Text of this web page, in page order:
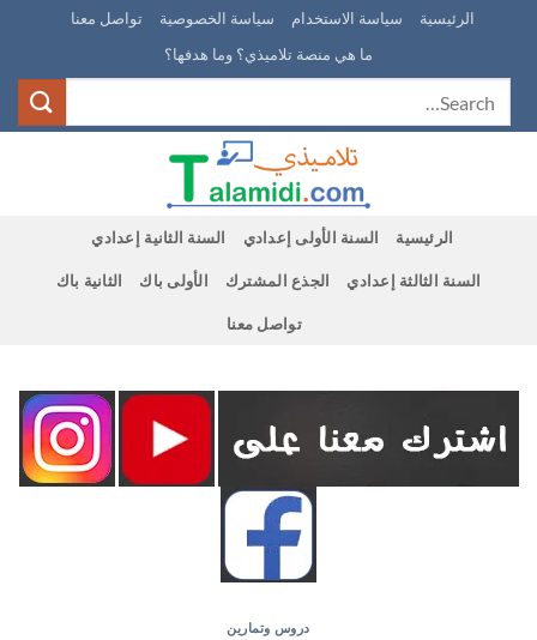
content
الرئيسية سياسة الاستخدام سياسة الخصوصية
تواصل معنا
ما هي منصة تلاميذي؟ وما هدفها؟
الرئيسية السنة الأولى إعدادي السنة الثانية إعدادي
السنة الثالثة إعدادي الجذع المشترك الأولى باك الثانية باك
تواصل معنا
دروس وتمارين